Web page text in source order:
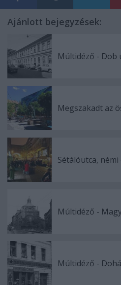
Ajánlott bejegyzések:
Múltidéző - Dob
Megszakadt az
Sétálóutca,
Múltidéző -
Múltidéző -